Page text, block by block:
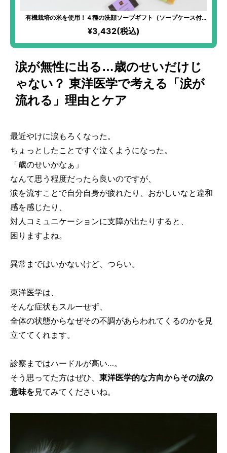
有機栽培の米を使用！４種の洗顔ソープギフト（ソープケース付
き）
¥3,432(税込)
涙が無性に出る…歳のせいだけじ
ゃない？ 東洋医学で考える「涙が
流れる」理由とケア
最近やけに涙もろくなった。
ちょっとしたことですぐ泣くようになった。
「歳のせいかなぁ」
なんて思う程度だったら良いのですが、
涙を流すことで自分自身が疲れたり、おかしいなと違和
感を感じたり、
対人コミュニケーションに支障が出たりすると、
困りますよね。
異常まではいかないけど、つらい。
東洋医学は、
そんな症状もスルーせず、
全体の状態からなぜその不調があらわれてくるのかを見
立ててくれます。
診察まではハードルが高い…。
そう思ってた方はぜひ、 東洋医学的な方向からその涙の
意味を見てみてくださいね。